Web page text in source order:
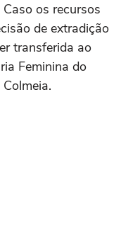
os recursos
de extradição
transferida ao
Feminina do